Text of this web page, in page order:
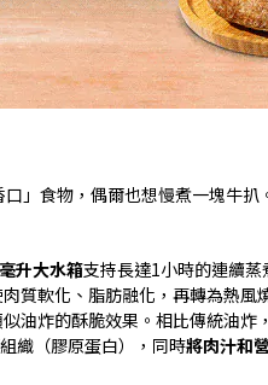
」食物，偶爾也想慢煮一塊牛
毫升大水箱支持長達1小時的連續蒸
質軟化、脂肪融化，再轉為熱
油炸的酥脆效果。相比傳統油炸
織（膠原蛋白），同時將肉汁和